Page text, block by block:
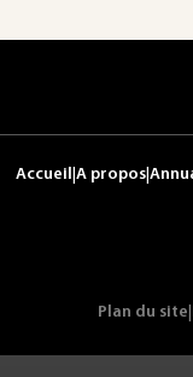
Accueil A propos
Plan du site